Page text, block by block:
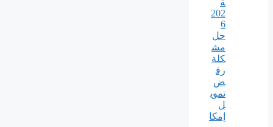
ة
202
6
حل
مش
كلة
رف
ض
تموي
ل
إمكا